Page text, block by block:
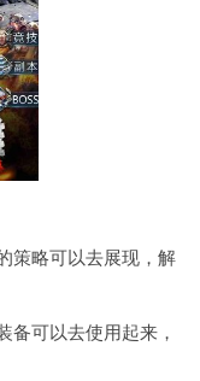
策略可以去展现，解
备可以去使用起来，